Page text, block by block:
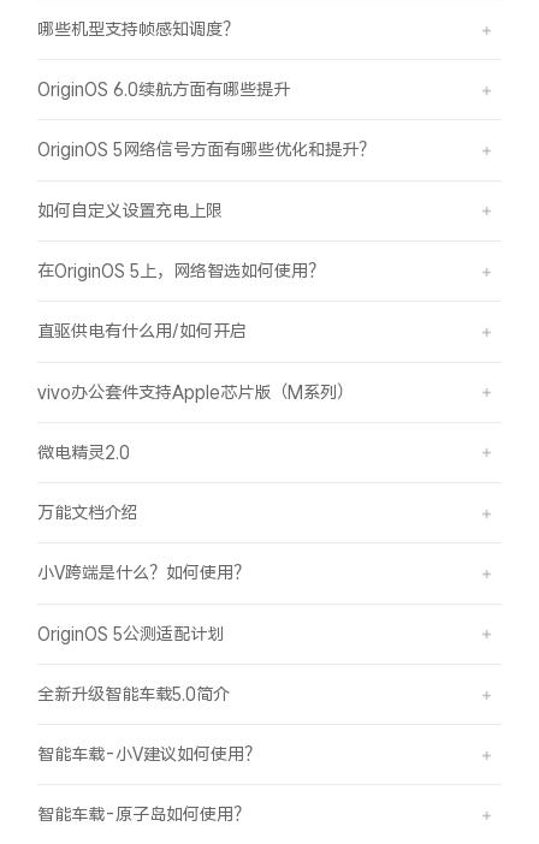
哪些机型支持帧感知调度？
OriginOS 6.0续航方面有哪些提升
OriginOS 5网络信号方面有哪些优化和提升？
如何自定义设置充电上限
在OriginOS 5上，网络智选如何使用？
直驱供电有什么用/如何开启
vivo办公套件支持Apple芯片版（M系列）
微电精灵2.0
万能文档介绍
小V跨端是什么？如何使用？
OriginOS 5公测适配计划
全新升级智能车载5.0简介
智能车载-小V建议如何使用？
智能车载-原子岛如何使用？